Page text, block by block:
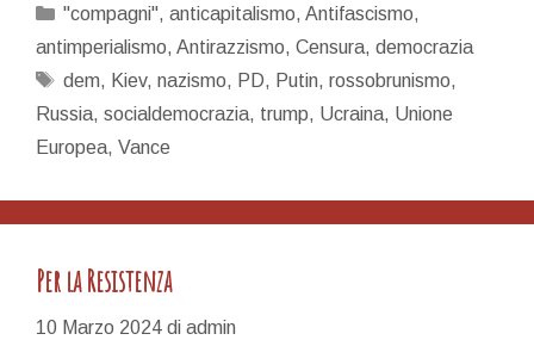
sarete
voi…
Categorie
"compagni", anticapitalismo, Antifascismo,
antimperialismo, Antirazzismo, Censura, democrazia
Tag
dem, Kiev, nazismo, PD, Putin, rossobrunismo,
Russia, socialdemocrazia, trump, Ucraina, Unione
Europea, Vance
Per la Resistenza
10 Marzo 2024 di admin